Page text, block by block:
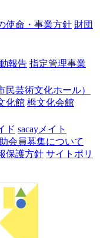
使命・事業方針 財団
報告 指定管理事業
民芸術文化ホール）
化館 栂文化会館
ド sacayメイト
会員募集について
保護方針 サイトポリ